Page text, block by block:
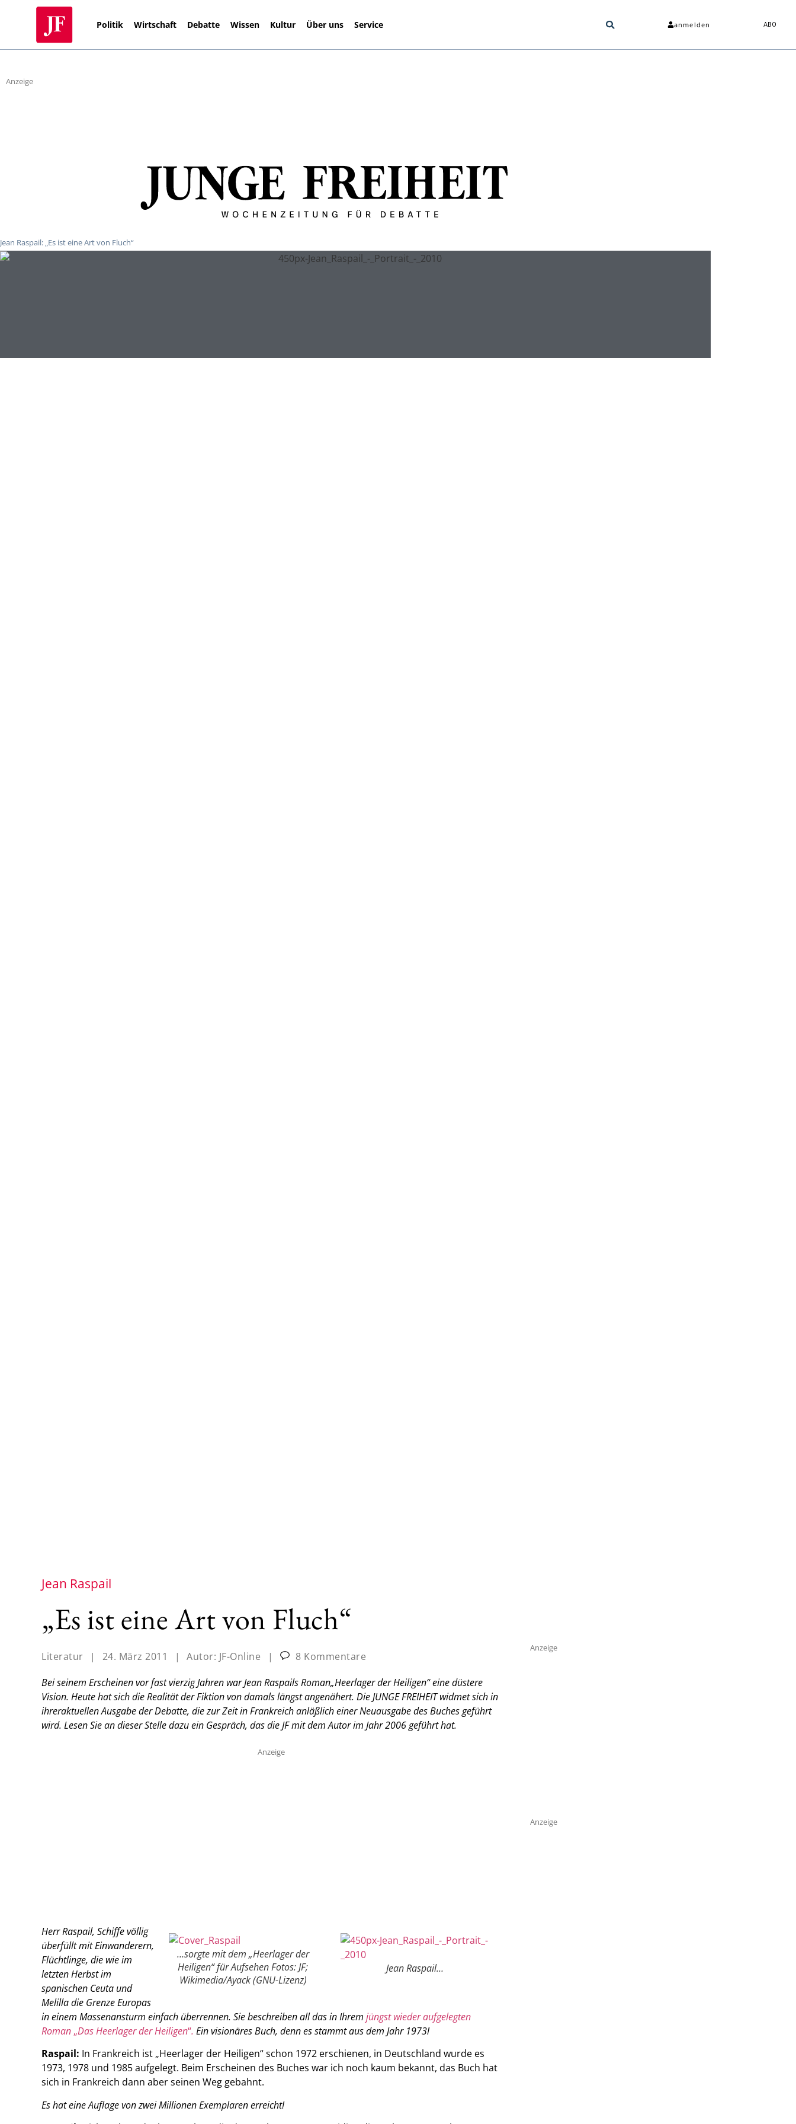
Politik Wirtschaft Debatte Wissen Kultur Über uns Service anmelden ABO
Anzeige
Jean Raspail: „Es ist eine Art von Fluch“
Jean Raspail
„Es ist eine Art von Fluch“
Literatur | 24. März 2011 | Autor: JF-Online |
8 Kommentare
Bei seinem Erscheinen vor fast vierzig Jahren war Jean Raspails Roman„Heerlager der Heiligen“ eine düstere
Vision. Heute hat sich die Realität der Fiktion von damals längst angenähert. Die JUNGE FREIHEIT widmet sich in
ihreraktuellen Ausgabe der Debatte, die zur Zeit in Frankreich anläßlich einer Neuausgabe des Buches geführt
wird. Lesen Sie an dieser Stelle dazu ein Gespräch, das die JF mit dem Autor im Jahr 2006 geführt hat.
Anzeige
Jean Raspail…
…sorgte mit dem „Heerlager der
Heiligen“ für Aufsehen Fotos: JF;
Wikimedia/Ayack (GNU-Lizenz)
HerrRaspail, Schiffe völlig
überfüllt mit Einwanderern,
Flüchtlinge, die wie im
letzten Herbst im
spanischen Ceuta und
Melilla die Grenze Europas
in einem Massenansturm einfach überrennen. Sie beschreiben all das in Ihrem jüngst wieder aufgelegten
Roman „Das Heerlager der Heiligen“. Ein visionäres Buch, denn es stammt aus dem Jahr 1973!
Raspail: In Frankreich ist „Heerlager der Heiligen“ schon 1972 erschienen, in Deutschland wurde es
1973, 1978 und 1985 aufgelegt. Beim Erscheinen des Buches war ich noch kaum bekannt, das Buch hat
sich in Frankreich dann aber seinen Weg gebahnt.
Es hat eine Auflage von zwei Millionen Exemplaren erreicht!
Anzeige
Anzeige